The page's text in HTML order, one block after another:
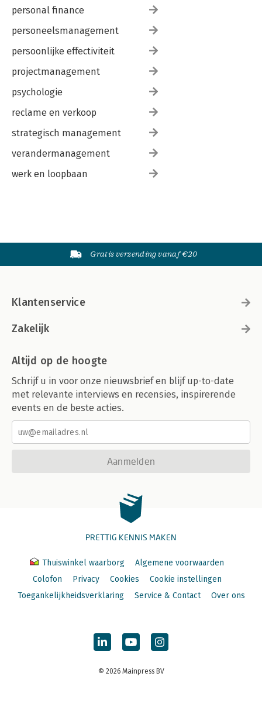
personal finance
personeelsmanagement
persoonlijke effectiviteit
projectmanagement
psychologie
reclame en verkoop
strategisch management
verandermanagement
werk en loopbaan
Gratis verzending vanaf €20
Klantenservice
Zakelijk
Altijd op de hoogte
Schrijf u in voor onze nieuwsbrief en blijf up-to-date
met relevante interviews en recensies, inspirerende
events en de beste acties.
Aanmelden
PRETTIG KENNIS MAKEN
Thuiswinkel waarborg
Algemene voorwaarden
Colofon
Privacy Cookies
Cookie instellingen
Toegankelijkheidsverklaring
Service & Contact Over ons
© 2026 Mainpress BV